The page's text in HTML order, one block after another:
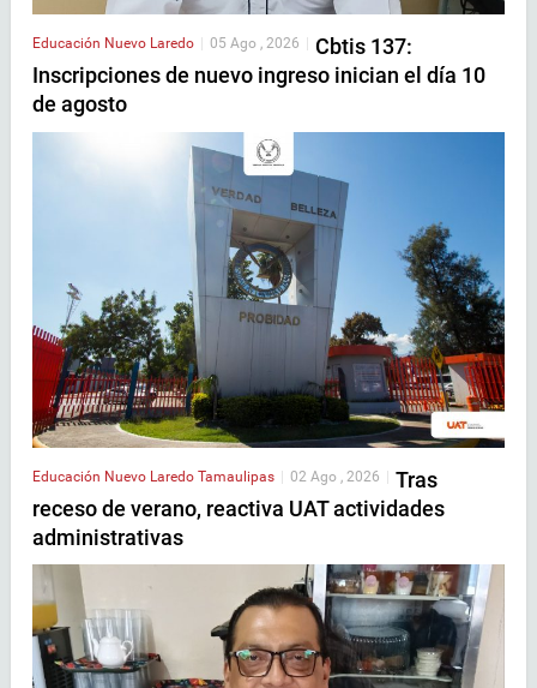
Educación Nuevo Laredo 05 Ago , 2026
Cbtis 137:
Inscripciones de nuevo ingreso inician el día 10
de agosto
Educación Nuevo Laredo Tamaulipas | 02 Ago , 2026 | Tras
receso de verano, reactiva UAT actividades
administrativas